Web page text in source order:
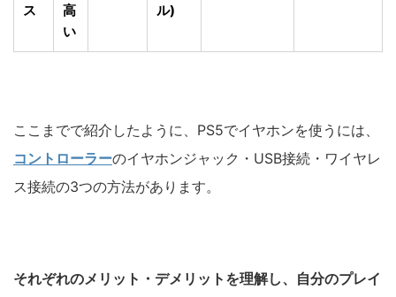
ス
高
い
ル)
ここまでで紹介したように、PS5でイヤホンを使うには、
コントローラーのイヤホンジャック・USB接続・ワイヤレ
ス接続の3つの方法があります。
それぞれのメリット・デメリットを理解し、自分のプレイ